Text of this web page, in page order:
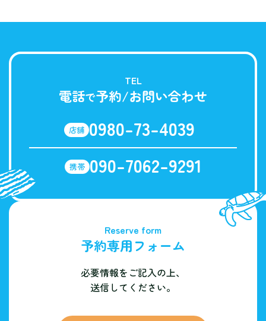
TEL
電話で予約/お問い合わせ
店舗 0980-73-4039
携帯 090-7062-9291
Reserve form
予約専用フォーム
必要情報をご記入の上、
送信してください。